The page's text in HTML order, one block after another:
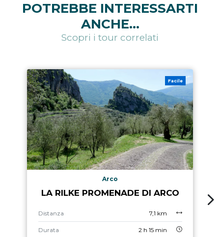
POTREBBE INTERESSARTI
ANCHE...
Scopri i tour correlati
Facile
Arco
LA RILKE PROMENADE DI ARCO
Distanza 7,1 km
Durata 2 h 15 min